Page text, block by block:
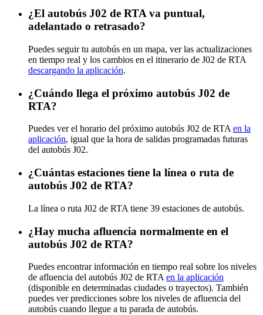
¿El autobús J02 de RTA va puntual,
adelantado o retrasado?
Puedes seguir tu autobús en un mapa, ver las actualizaciones
en tiempo real y los cambios en el itinerario de J02 de RTA
descargando la aplicación.
¿Cuándo llega el próximo autobús J02 de
RTA?
Puedes ver el horario del próximo autobús J02 de RTA en la
aplicación, igual que la hora de salidas programadas futuras
del autobús J02.
¿Cuántas estaciones tiene la línea o ruta de
autobús J02 de RTA?
La línea o ruta J02 de RTA tiene 39 estaciones de autobús.
¿Hay mucha afluencia normalmente en el
autobús J02 de RTA?
Puedes encontrar información en tiempo real sobre los niveles
de afluencia del autobús J02 de RTA en la aplicación
(disponible en determinadas ciudades o trayectos). También
puedes ver predicciones sobre los niveles de afluencia del
autobús cuando llegue a tu parada de autobús.